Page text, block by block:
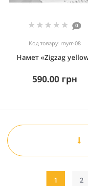
0
Код товару: myrr-08
Намет «Zigzag
590.00 грн
1 2